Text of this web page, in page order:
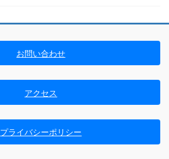
お問い合わせ
アクセス
プライバシーポリシー